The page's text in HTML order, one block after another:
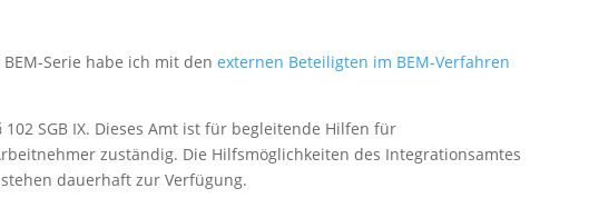
BEM-Serie habe ich mit denexternen Beteiligten im BEM-Verfahren
SGB IX. Dieses Amt ist für begleitende Hilfen für
zuständig. Die Hilfsmöglichkeiten des Integrationsamtes
dauerhaft zur Verfügung.